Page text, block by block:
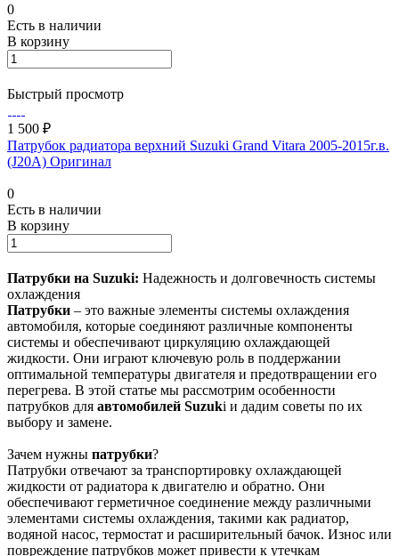
0
Есть в наличии
В корзину
Быстрый просмотр
1 500 ₽
Патрубок радиатора верхний Suzuki Grand Vitara 2005-2015г.в.
(J20A) Оригинал
0
Есть в наличии
В корзину
Патрубки на Suzuki: Надежность и долговечность системы
охлаждения
Патрубки – это важные элементы системы охлаждения
автомобиля, которые соединяют различные компоненты
системы и обеспечивают циркуляцию охлаждающей
жидкости. Они играют ключевую роль в поддержании
оптимальной температуры двигателя и предотвращении его
перегрева. В этой статье мы рассмотрим особенности
патрубков для автомобилей Suzuki и дадим советы по их
выбору и замене.
Зачем нужны патрубки?
Патрубки отвечают за транспортировку охлаждающей
жидкости от радиатора к двигателю и обратно. Они
обеспечивают герметичное соединение между различными
элементами системы охлаждения, такими как радиатор,
водяной насос, термостат и расширительный бачок. Износ или
повреждение патрубков может привести к утечкам